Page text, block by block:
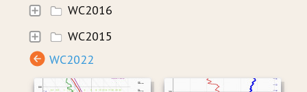
WC2016
WC2015
WC2022